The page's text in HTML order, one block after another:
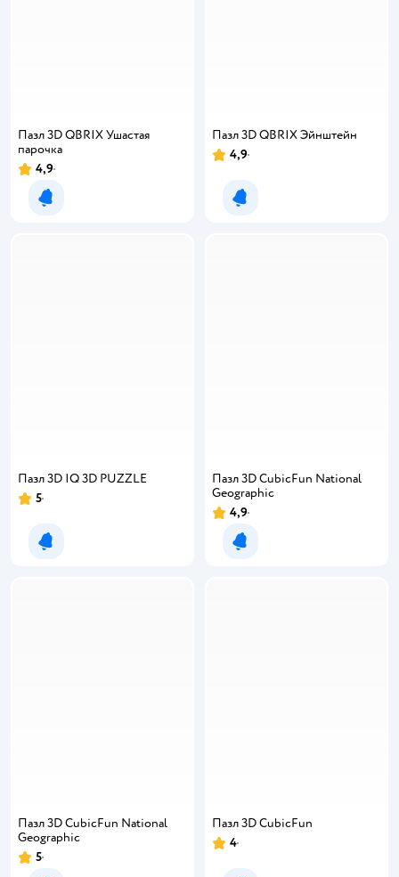
Пазл 3D QBRIX Ушастая
парочка
4,9
Уведомить о появлении
Пазл 3D QBRIX Эйнштейн
4,9
Уведомить о появлении
Пазл 3D IQ 3D PUZZLE
5
Уведомить о появлении
Пазл 3D CubicFun National
Geographic
4,9
Уведомить о появлении
Пазл 3D CubicFun National
Geographic
5
Пазл 3D CubicFun
4